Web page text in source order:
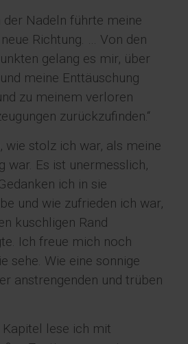
der Nadeln führte meine
Richtung. … Von den
gelang es mir, über
meine Enttäuschung
zu meinem verloren
zurückzufinden.“
wie stolz ich war, als meine
war. Es ist unermesslich,
ich in sie
und wie zufrieden ich war,
kuschligen Rand
Ich freue mich noch
sehe. Wie eine sonnige
anstrengenden und trüben
lese ich mit